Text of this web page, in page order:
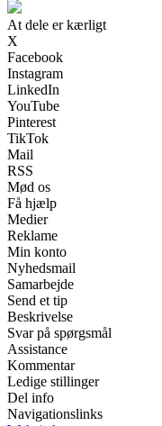
At dele er kærligt
X
Facebook
Instagram
LinkedIn
YouTube
Pinterest
TikTok
Mail
RSS
Mød os
Få hjælp
Medier
Reklame
Min konto
Nyhedsmail
Samarbejde
Send et tip
Beskrivelse
Svar på spørgsmål
Assistance
Kommentar
Ledige stillinger
Del info
Navigationslinks